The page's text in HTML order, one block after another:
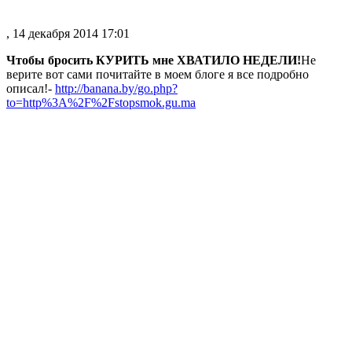
, 14 декабря 2014 17:01
Чтобы бросить КУРИТЬ мне ХВАТИЛО НЕДЕЛИ!Не
верите вот сами почитайте в моем блоге я все подробно
описал!- http://banana.by/go.php?
to=http%3A%2F%2Fstopsmok.gu.ma